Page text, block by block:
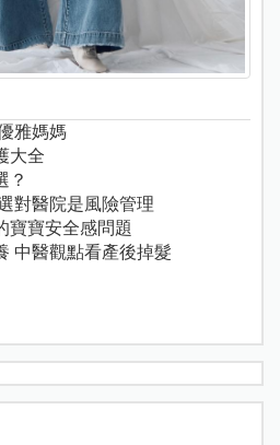
雅媽媽
大全
？
對醫院是風險管理
寶寶安全感問題
中醫觀點看產後掉髮